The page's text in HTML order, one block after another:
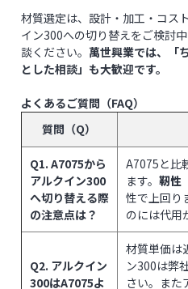
材質選定は、設計・加工・コス
イン300への切り替えをご検討
談ください。 萬世興業では、「
とした相談」も大歓迎です。
よくあるご質問（FAQ）
質問（Q）
Q1. A7075から
アルクイン300
へ切り替える際
の注意点は？
A7075と比
ます。 靭性
性で上回り
のには代用
Q2. アルクイン
300はA7075よ
材質単価は
ン300は弊
さい。また